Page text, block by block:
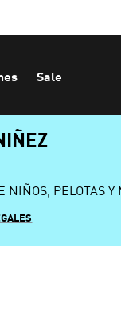
Sale
NIÑOS, PELOTAS Y